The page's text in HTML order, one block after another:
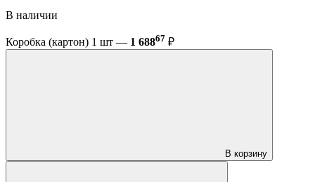
В наличии
Коробка (картон) 1 шт — 1 68867 ₽
В корзину